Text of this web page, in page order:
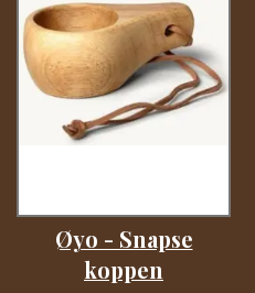
Øyo - Snapse
koppen